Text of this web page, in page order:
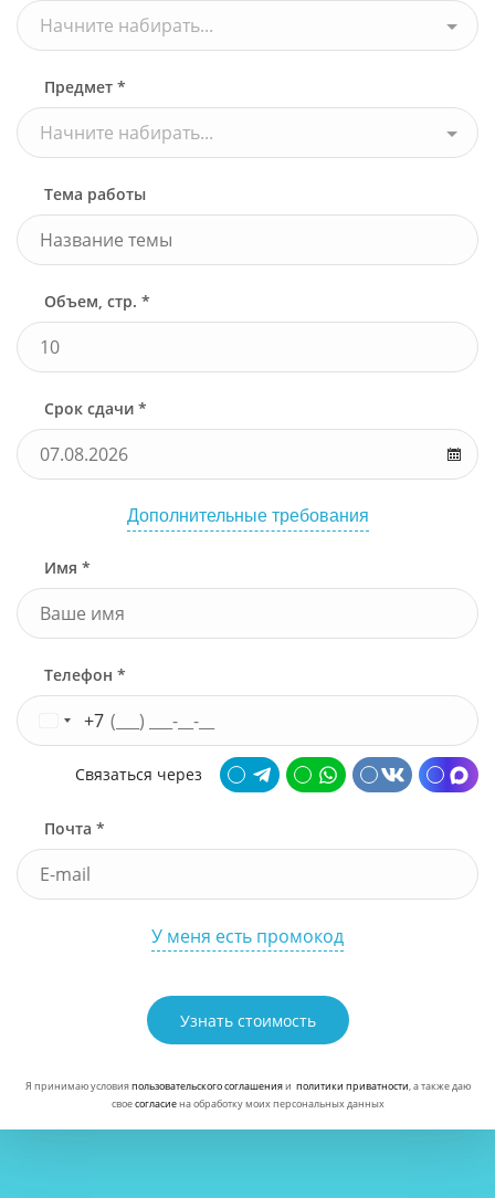
Начните набирать...
Предмет *
Начните набирать...
Тема работы
Объем, стр. *
Срок сдачи *
Дополнительные требования
Имя *
Телефон *
+7
Связаться через
Почта *
У меня есть промокод
Узнать стоимость
Я принимаю условияпользовательского соглашенияи политики приватности, а также даю
своесогласиена обработку моих персональных данных